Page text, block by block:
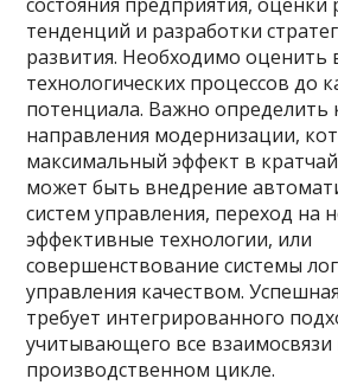
тенденций и разработки
развития. Необходимо оценить
технологических процессов до
потенциала. Важно определить
направления модернизации,
максимальный эффект в
может быть внедрение
систем управления, переход на
эффективные технологии, или
совершенствование системы
управления качеством.
требует интегрированного
учитывающего все взаимосвязи
производственном цикле.